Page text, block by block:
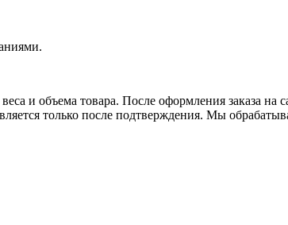
и объема товара. После оформления заказа
только после подтверждения. Мы